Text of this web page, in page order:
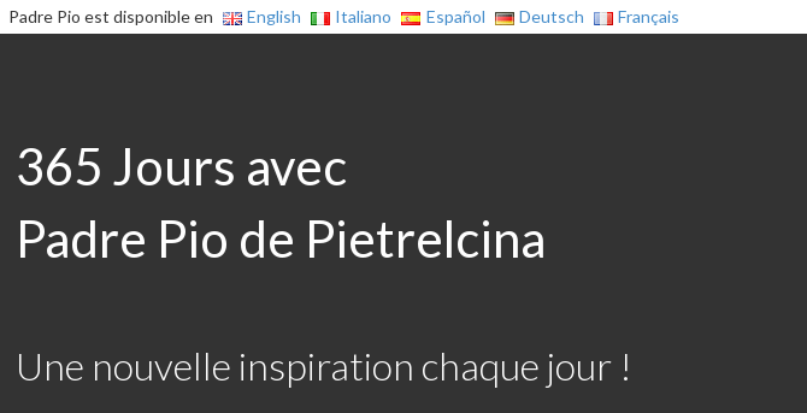
Padre Pio est disponible en English Italiano Español Deutsch Français
365 Jours avec
Padre Pio de Pietrelcina
Une nouvelle inspiration chaque jour !